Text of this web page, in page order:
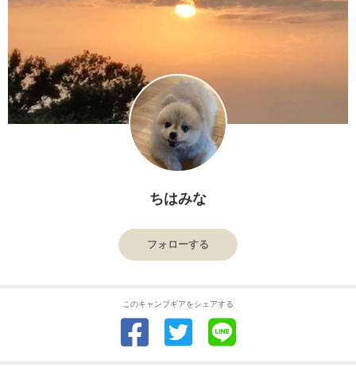
ちはみな
フォローする
このキャンプギアをシェアする